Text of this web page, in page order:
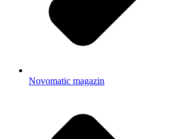
Novomatic magazin